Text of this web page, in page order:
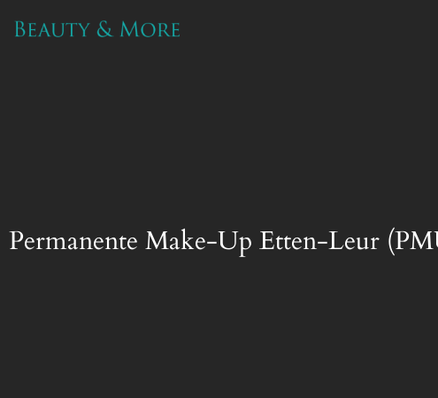
naar
Permanente Make-Up Etten-Leur